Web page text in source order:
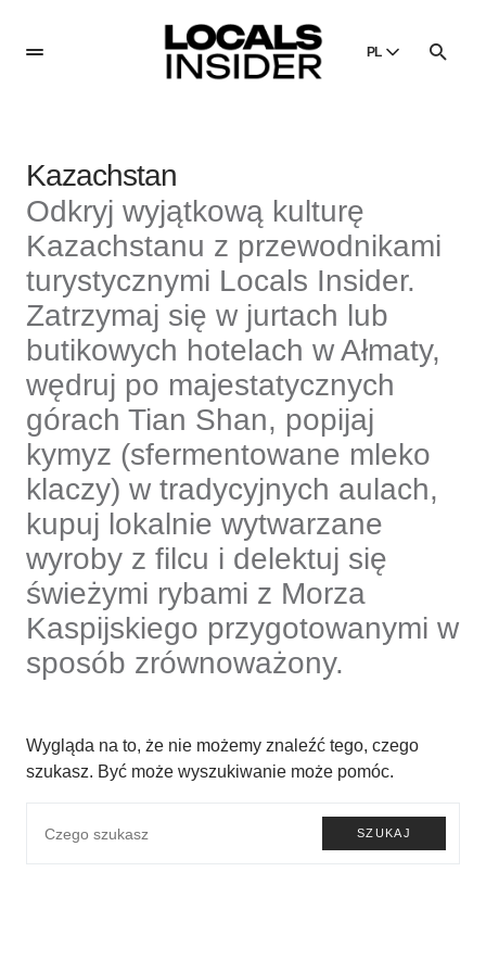
PL
Poland
Русский
Russian
Kazachstan
Odkryj wyjątkową kulturę
Kazachstanu z przewodnikami
turystycznymi Locals Insider.
Zatrzymaj się w jurtach lub
butikowych hotelach w Ałmaty,
wędruj po majestatycznych
górach Tian Shan, popijaj
kymyz (sfermentowane mleko
klaczy) w tradycyjnych aulach,
kupuj lokalnie wytwarzane
wyroby z filcu i delektuj się
świeżymi rybami z Morza
Kaspijskiego przygotowanymi w
sposób zrównoważony.
Wygląda na to, że nie możemy znaleźć tego, czego
szukasz. Być może wyszukiwanie może pomóc.
SZUKAJ